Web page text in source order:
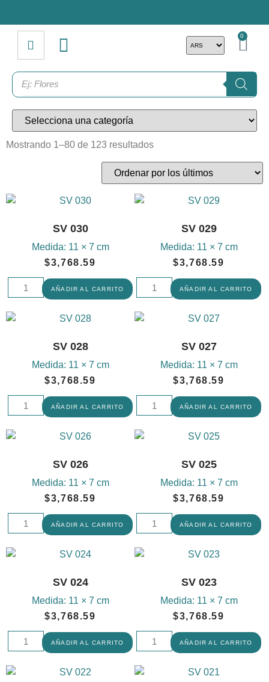
0
Mostrando 1–80 de 123 resultados
SV 030
Medida: 11 × 7 cm
$3,768.59
AÑADIR AL CARRITO
SV 029
Medida: 11 × 7 cm
$3,768.59
AÑADIR AL CARRITO
SV 028
Medida: 11 × 7 cm
$3,768.59
AÑADIR AL CARRITO
SV 027
Medida: 11 × 7 cm
$3,768.59
AÑADIR AL CARRITO
SV 026
Medida: 11 × 7 cm
$3,768.59
AÑADIR AL CARRITO
SV 025
Medida: 11 × 7 cm
$3,768.59
AÑADIR AL CARRITO
SV 024
Medida: 11 × 7 cm
$3,768.59
AÑADIR AL CARRITO
SV 023
Medida: 11 × 7 cm
$3,768.59
AÑADIR AL CARRITO